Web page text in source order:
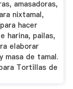
amasadoras,
nixtamal,
hacer
harina, pailas,
elaborar
masa de tamal.
Tortillas de